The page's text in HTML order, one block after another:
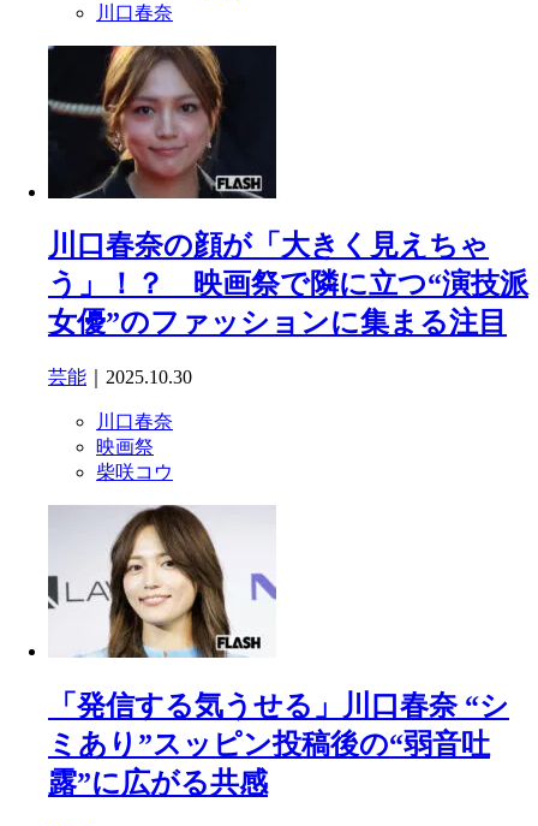
川口春奈
川口春奈の顔が「大きく見えちゃ
う」！？ 映画祭で隣に立つ“演技派
女優”のファッションに集まる注目
芸能 ｜2025.10.30
川口春奈
映画祭
柴咲コウ
「発信する気うせる」川口春奈 “シ
ミあり”スッピン投稿後の“弱音吐
露”に広がる共感